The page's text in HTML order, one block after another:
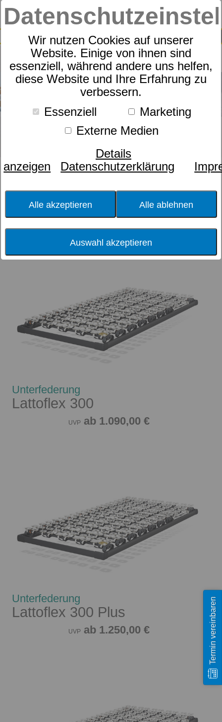
Wir nutzen Cookies auf unserer
Website. Einige von ihnen sind
essenziell, während andere uns helfen,
diese Website und Ihre Erfahrung zu
verbessern.
Essenziell
Marketing
Externe Medien
Details
anzeigen
Datenschutzerklärung
Alle akzeptieren Alle ablehnen
Auswahl akzeptieren
SUCHE
0
Größe
Verstellmöglichkeit
Lattoflex
Sortierung:
Unterfederung
Lattoflex 300
UVP ab 1.090,00 €
Unterfederung
Lattoflex 300 Plus
UVP ab 1.250,00 € Termin vereinbaren